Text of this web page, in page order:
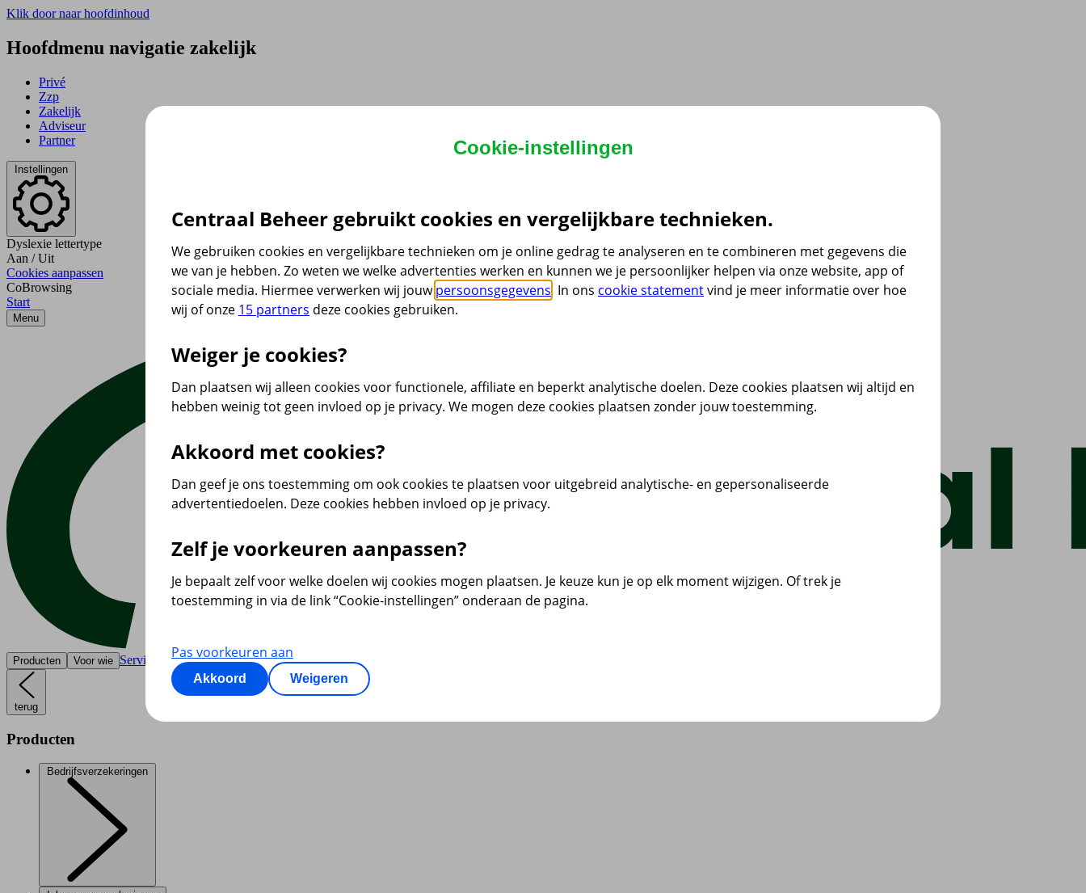
Klik door naar hoofdinhoud
Hoofdmenu navigatie zakelijk
Privé
Zzp
Zakelijk
Adviseur
Partner
Instellingen
Dyslexie lettertype
Aan / Uit
Cookies aanpassen
CoBrowsing
Start
Menu
Producten Voor wie Service & contact
terug
Producten
Bedrijfsverzekeringen
Cookie-instellingen
Centraal Beheer gebruikt cookies en vergelijkbare technieken.
We gebruiken cookies en vergelijkbare technieken om je online gedrag te analyseren en te combineren met gegevens die
we van je hebben. Zo weten we welke advertenties werken en kunnen we je persoonlijker helpen via onze website, app of
sociale media. Hiermee verwerken wij jouwpersoonsgegevens . In ons cookie statementvind je meer informatie over hoe
wij of onze 15 partners deze cookies gebruiken.
Weiger je cookies?
Dan plaatsen wij alleen cookies voor functionele, affiliate en beperkt analytische doelen. Deze cookies plaatsen wij altijd en
hebben weinig tot geen invloed op je privacy. We mogen deze cookies plaatsen zonder jouw toestemming.
Akkoord met cookies?
Dan geef je ons toestemming om ook cookies te plaatsen voor uitgebreid analytische- en gepersonaliseerde
advertentiedoelen. Deze cookies hebben invloed op je privacy.
Zelf je voorkeuren aanpassen?
Je bepaalt zelf voor welke doelen wij cookies mogen plaatsen. Je keuze kun je op elk moment wijzigen. Of trek je
toestemming in via de link “Cookie-instellingen” onderaan de pagina.
Pas voorkeuren aan
Akkoord Weigeren